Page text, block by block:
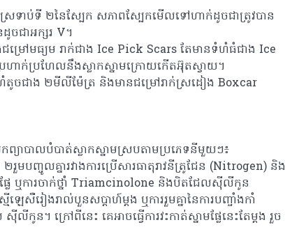
ទាប់ទី ២នៃស្បែក សភាពស្បែកមើលទៅហាក់ដូចជាត្រូវបាន
ចជាអក្សរ V។
ម្រៅមធ្យម រាក់ជាង Ice Pick Scars តែមានទំហំធំជាង Ice
រហាក់ប្រហែលនឹងស្លាកស្នាមក្រោយកើតអ៊ុតស្វាយ។
ចជាង ២មីលីម៉ែត្រ និងមានជម្រៅរាក់ស្រដៀង Boxcar
ព្យាបាលបំបាត់ស្លាកស្នាមស្របតាមប្រភេទនីមួយៗ៖
២រួមបញ្ចូលគ្នារវាងការប្រើសារធាតុរាវនីត្រូជែន (Nitrogen) និង
ែ ឬការចាក់ថ្នាំ Triamcinolone និងបិតជែលស៊ីលីកូន
េសឺរៀងរាល់បួនសប្តាហ៍ម្តង ឬការរួមគ្នានៃការបញ្ចាំងកាំ
។ ក្រៅពីនេះ គេអាចធ្វើការវះកាត់ស្នាមផ្លែនេះតែម្តង រួច